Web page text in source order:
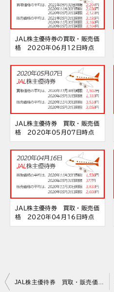
JAL株主優待券の買取・販売価
格 2020年06月12日時点
JAL株主優待券 買取・販売価
格 2020年05月07日時点
JAL株主優待券 買取・販売価
格 2020年04月16日時点
投